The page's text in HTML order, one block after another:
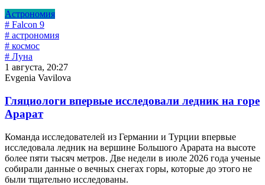
Астрономия
# Falcon 9
# астрономия
# космос
# Луна
1 августа, 20:27
Evgenia Vavilova
Гляциологи впервые исследовали ледник на горе
Арарат
Команда исследователей из Германии и Турции впервые
исследовала ледник на вершине Большого Арарата на высоте
более пяти тысяч метров. Две недели в июле 2026 года ученые
собирали данные о вечных снегах горы, которые до этого не
были тщательно исследованы.